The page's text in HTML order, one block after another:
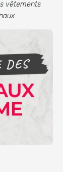
vêtements